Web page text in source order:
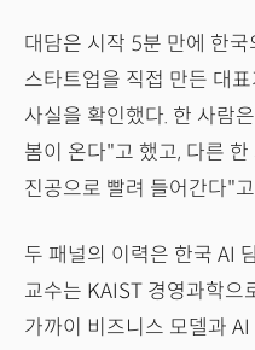
대담은 시작 5분 만에 한
스타트업을 직접 만든 대
사실을 확인했다. 한 사람
봄이 온다"고 했고, 다른
진공으로 빨려 들어간다"
두 패널의 이력은 한국 AI
교수는 KAIST 경영과학으
가까이 비즈니스 모델과